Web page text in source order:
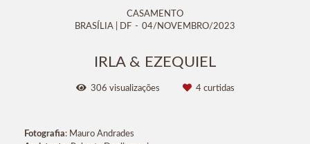
CASAMENTO
BRASÍLIA | DF
04/NOVEMBRO/2023
IRLA & EZEQUIEL
306 visualizações 4curtidas
Fotografia: Mauro Andrades